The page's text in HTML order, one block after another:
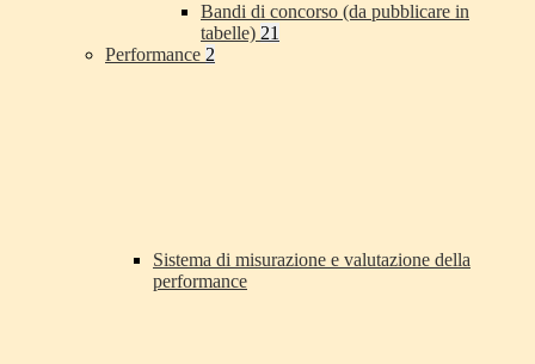
Bandi di concorso (da pubblicare in
tabelle) 21
Performance 2
Sistema di misurazione e valutazione della
performance